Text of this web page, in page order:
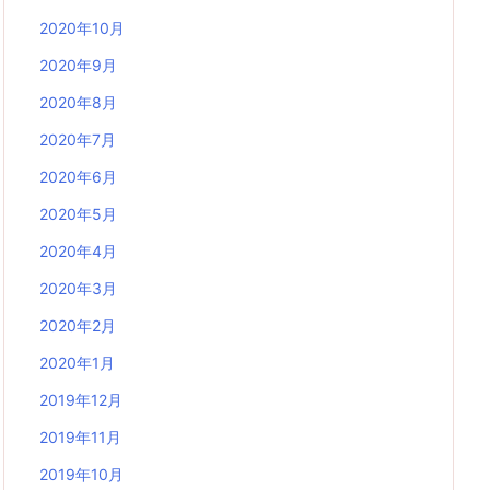
2020年10月
2020年9月
2020年8月
2020年7月
2020年6月
2020年5月
2020年4月
2020年3月
2020年2月
2020年1月
2019年12月
2019年11月
2019年10月